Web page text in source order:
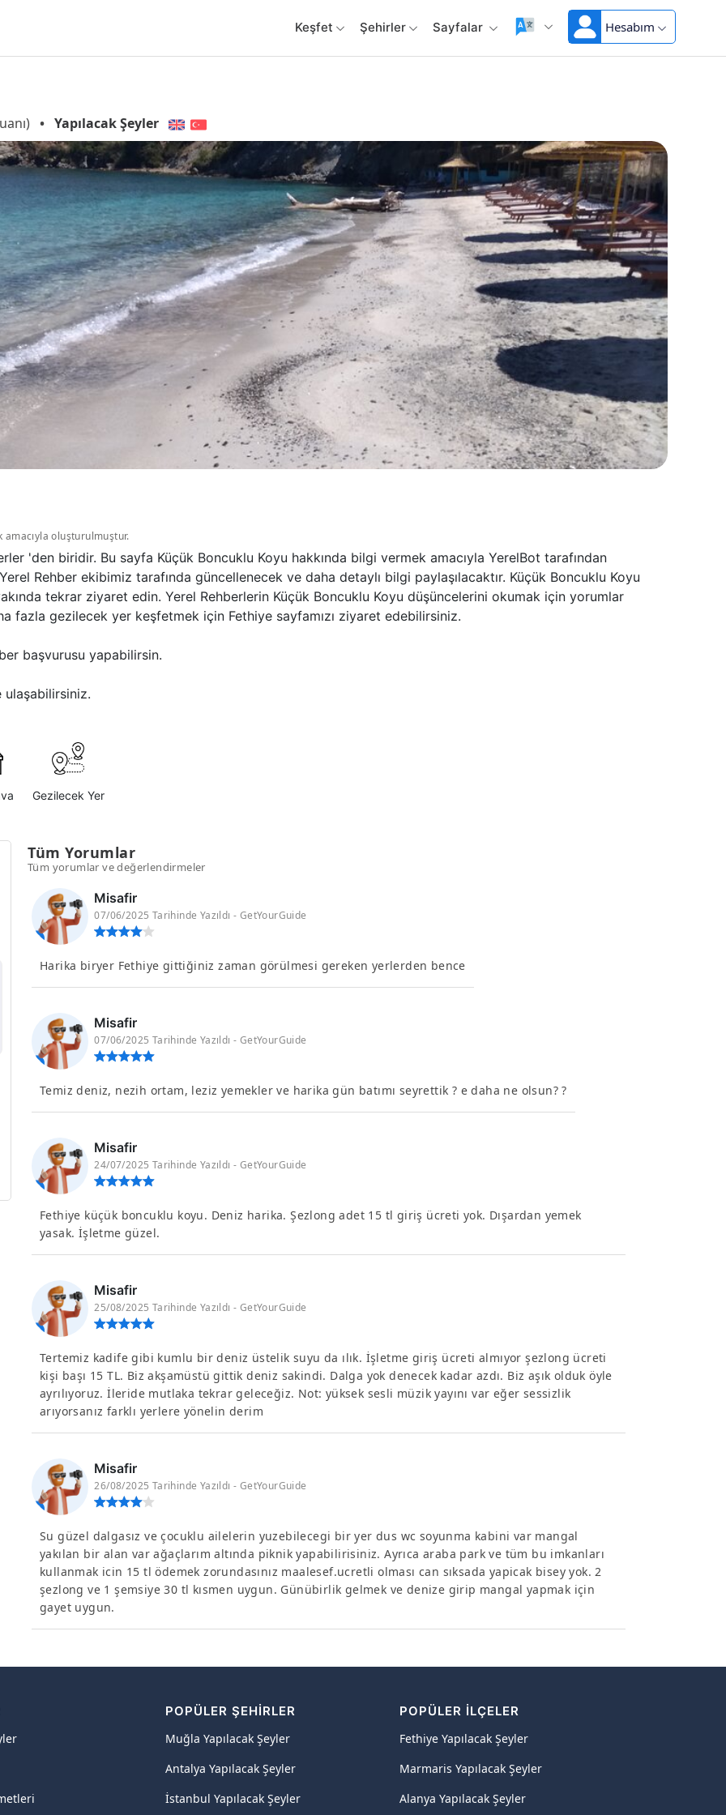
Keşfet Şehirler Sayfalar Hesabım
• Yapılacak Şeyler
oluşturulmuştur.
'den biridir. Bu sayfa Küçük Boncuklu Koyu hakkında bilgi vermek amacıyla YerelBot tarafından
Rehber ekibimiz tarafında güncellenecek ve daha detaylı bilgi paylaşılacaktır. Küçük Boncuklu Koyu
tekrar ziyaret edin. Yerel Rehberlerin Küçük Boncuklu Koyu düşüncelerini okumak için yorumlar
fazla gezilecek yer keşfetmek için Fethiye sayfamızı ziyaret edebilirsiniz.
başvurusu yapabilirsin.
ulaşabilirsiniz.
Gezilecek Yer
Tüm Yorumlar
Tüm yorumlar ve değerlendirmeler
Misafir
07/06/2025 Tarihinde Yazıldı - GetYourGuide
Harika biryer Fethiye gittiğiniz zaman görülmesi gereken yerlerden bence
Misafir
07/06/2025 Tarihinde Yazıldı - GetYourGuide
Temiz deniz, nezih ortam, leziz yemekler ve harika gün batımı seyrettik ? e daha ne olsun? ?
Misafir
24/07/2025 Tarihinde Yazıldı - GetYourGuide
Fethiye küçük boncuklu koyu. Deniz harika. Şezlong adet 15 tl giriş ücreti yok. Dışardan yemek
yasak. İşletme güzel.
Misafir
25/08/2025 Tarihinde Yazıldı - GetYourGuide
Tertemiz kadife gibi kumlu bir deniz üstelik suyu da ılık. İşletme giriş ücreti almıyor şezlong ücreti
kişi başı 15 TL. Biz akşamüstü gittik deniz sakindi. Dalga yok denecek kadar azdı. Biz aşık olduk öyle
ayrılıyoruz. İleride mutlaka tekrar geleceğiz. Not: yüksek sesli müzik yayını var eğer sessizlik
arıyorsanız farklı yerlere yönelin derim
Misafir
26/08/2025 Tarihinde Yazıldı - GetYourGuide
Su güzel dalgasız ve çocuklu ailelerin yuzebilecegi bir yer dus wc soyunma kabini var mangal
yakılan bir alan var ağaçlarım altında piknik yapabilirisiniz. Ayrıca araba park ve tüm bu imkanları
kullanmak icin 15 tl ödemek zorundasınız maalesef.ucretli olması can sıksada yapicak bisey yok. 2
şezlong ve 1 şemsiye 30 tl kısmen uygun. Günübirlik gelmek ve denize girip mangal yapmak için
gayet uygun.
POPÜLER ŞEHIRLER
Muğla Yapılacak Şeyler
Antalya Yapılacak Şeyler
İstanbul Yapılacak Şeyler
POPÜLER İLÇELER
Fethiye Yapılacak Şeyler
Marmaris Yapılacak Şeyler
Alanya Yapılacak Şeyler